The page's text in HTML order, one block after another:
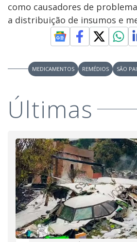
como causadores de
a distribuição de insumos e
MEDICAMENTOS REMÉDIOS SÃO
Últimas